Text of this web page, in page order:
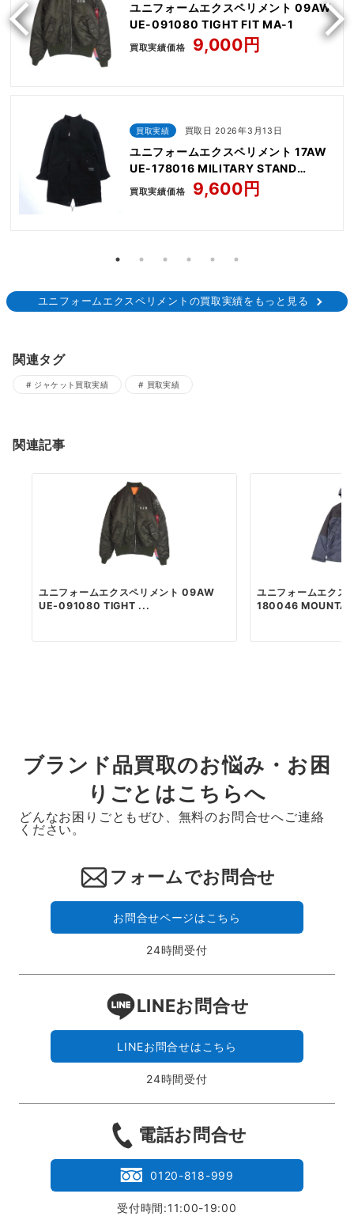
ユニフォームエクスペリメント 09AW
UE-091080 TIGHT FIT MA-1
買取実績価格 9,000円
買取実績 買取日 2026年3月13日
ユニフォームエクスペリメント 17AW
UE-178016 MILITARY STAND
COLLAR M-51 モッズコート ジャケッ
買取実績価格 9,600円
ユニフォームエクスペリメントの買取実績をもっと見る
関連タグ
ジャケット買取実績 買取実績
関連記事
ユニフォームエクスペリメント 09AW
UE-091080 TIGHT ...
ユニフォームエクス
180046
ブランド品買取のお悩み・お困
りごとはこちらへ
どんなお困りごともぜひ、無料のお問合せへご連絡
ください。
フォームでお問合せ
お問合せページはこちら
24時間受付
LINEお問合せ
LINEお問合せはこちら
24時間受付
電話お問合せ
0120-818-999
受付時間:11:00-19:00